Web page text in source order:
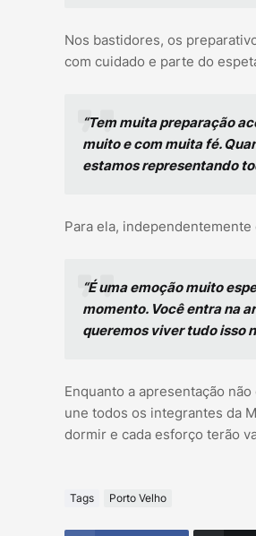
Nos bastidores, os
com cuidado e parte do
“Tem muita preparação
muito e com muita fé.
estamos representando
Para ela,
“É uma emoção muito
momento. Você entra na
queremos viver tudo isso
Enquanto a apresentação
une todos os integrantes da
dormir e cada esforço terão
Tags Porto Velho